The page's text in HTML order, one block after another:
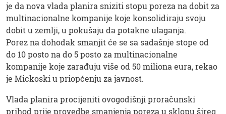
je da nova vlada planira sniziti stopu poreza na dobit za
multinacionalne kompanije koje konsolidiraju svoju
dobit u zemlji, u pokušaju da potakne ulaganja.
Porez na dohodak smanjit će se sa sadašnje stope od
do 10 posto na do 5 posto za multinacionalne
kompanije koje zarađuju više od 50 miliona eura, rekao
je Mickoski u priopćenju za javnost.
Vlada planira procijeniti ovogodišnji proračunski
prihod prije provedbe smanjenja poreza u sklopu šireg